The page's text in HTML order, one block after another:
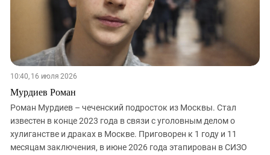
10:40, 16 июля 2026
Мурдиев Роман
Роман Мурдиев – чеченский подросток из Москвы. Стал
известен в конце 2023 года в связи с уголовным делом о
хулиганстве и драках в Москве. Приговорен к 1 году и 11
месяцам заключения, в июне 2026 года этапирован в СИЗО